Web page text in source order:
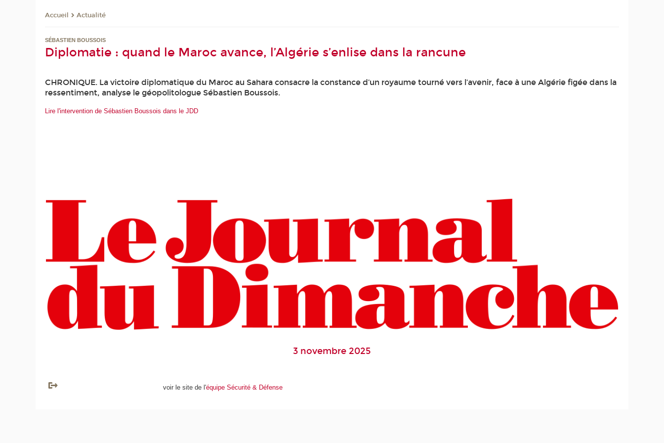
Accueil Actualité
SÉBASTIEN BOUSSOIS
Diplomatie : quand le Maroc avance, l’Algérie s’enlise dans la rancune
CHRONIQUE. La victoire diplomatique du Maroc au Sahara consacre la constance d’un royaume tourné vers l’avenir, face à une Algérie figée dans la
ressentiment, analyse le géopolitologue Sébastien Boussois.
Lire l'intervention de Sébastien Boussois dans le JDD
3 novembre 2025
voir le site de l'équipe Sécurité & Défense